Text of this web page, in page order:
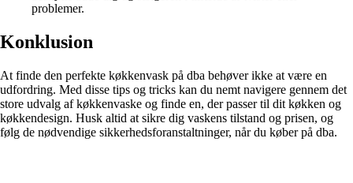
problemer.
Konklusion
At finde den perfekte køkkenvask på dba behøver ikke at være en
udfordring. Med disse tips og tricks kan du nemt navigere gennem det
store udvalg af køkkenvaske og finde en, der passer til dit køkken og
køkkendesign. Husk altid at sikre dig vaskens tilstand og prisen, og
følg de nødvendige sikkerhedsforanstaltninger, når du køber på dba.